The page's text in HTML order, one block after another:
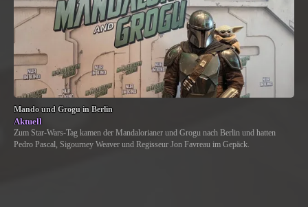
Mando und Grogu in Berlin
Aktuell
Zum Star-Wars-Tag kamen der Mandalorianer und Grogu nach Berlin und hatten
Pedro Pascal, Sigourney Weaver und Regisseur Jon Favreau im Gepäck.